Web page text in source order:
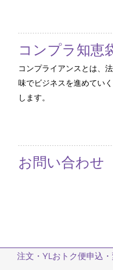
コンプラ知恵
コンプライアンスとは、
味でビジネスを進めてい
します。
お問い合わせ
注文・YLおトク便申込